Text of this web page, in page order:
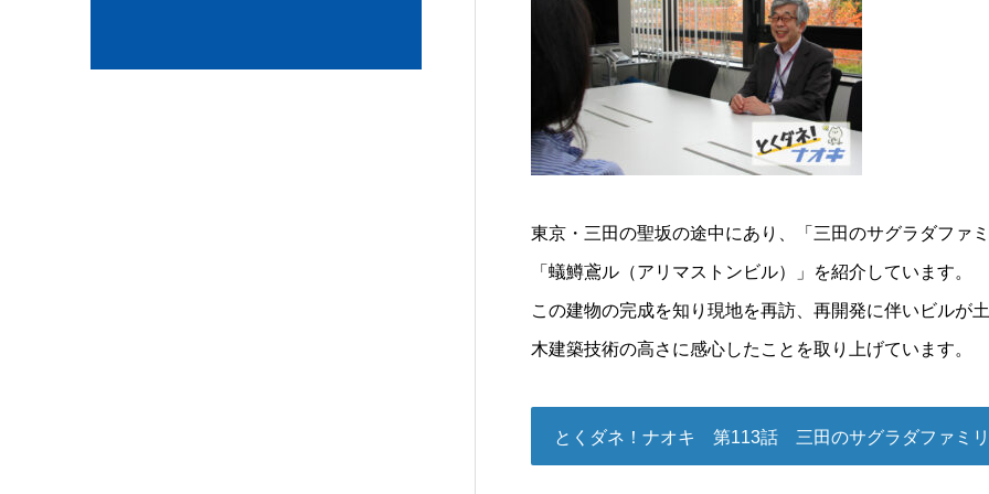
東京・三田の聖坂の途中にあり、「三田のサグラダファ
「蟻鱒鳶ル（アリマストンビル）」を紹介しています。
この建物の完成を知り現地を再訪、再開発に伴いビルが
木建築技術の高さに感心したことを取り上げています。
とくダネ！ナオキ 第113話 三田のサグラダファミ